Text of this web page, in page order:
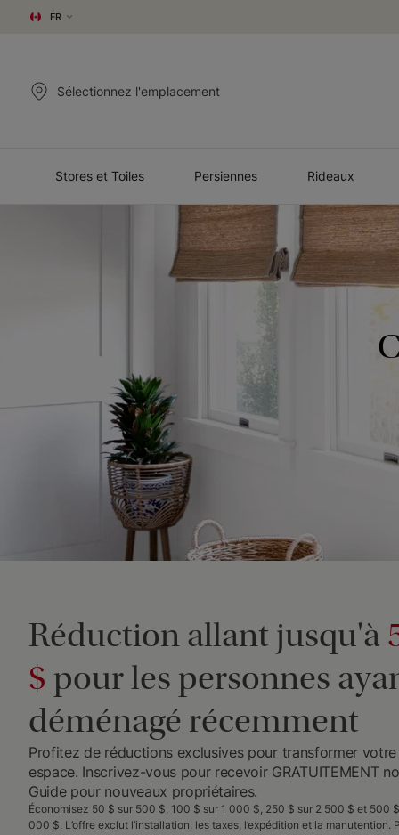
FR
Sélectionnez l'emplacement
Stores et Toiles Persiennes Rideaux
Réduction allant jusqu'à
$ pour les personnes
déménagé récemment
Profitez de réductions exclusives pour transformer
espace. Inscrivez-vous pour recevoir GRATUITEMENT
Guide pour nouveaux propriétaires.
Économisez 50 $ sur 500 $, 100 $ sur 1 000 $, 250 $ sur 2 500 $ et 500
000 $. L’offre exclut l’installation, les taxes, l’expédition et la manutention.